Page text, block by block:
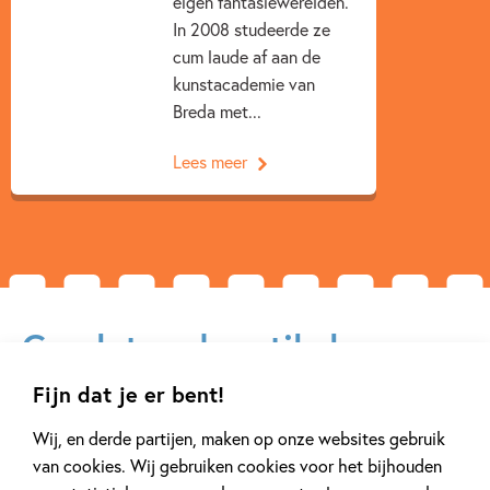
Fijn dat je er bent!
Wij, en derde partijen, maken op onze websites gebruik
van cookies. Wij gebruiken cookies voor het bijhouden
is een prachtig, gevoelig boek dat de juiste snaar
raakt. Na een paar hoofdstukken sluit je Alfur al in je hart.
[...] een boek dat ontroert en inzicht geeft, zowel voor jong
Nederlands Dagblad
In 2008 studeerde ze
cum laude af aan de
kunstacademie van
Breda met...
Lees meer
Gerelateerde artikelen
Tiplijst Kinderpanel